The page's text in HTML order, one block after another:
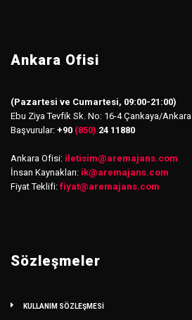
Ankara Ofisi
(Pazartesi ve Cumartesi, 09:00-21:00)
Ebu Ziya Tevfik Sk. No: 16-4 Çankaya/Ankara
Başvurular: +90 (850) 24 11880
Ankara Ofisi: iletisim@aremajans.com
İnsan Kaynakları: ik@aremajans.com
Fiyat Teklifi: fiyat@aremajans.com
Sözleşmeler
KULLANIM SÖZLEŞMESİ